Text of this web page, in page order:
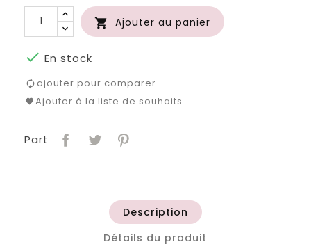
 Ajouter au panier
 En stock
ajouter pour comparer
Ajouter à la liste de souhaits
Part
Description
Détails du produit